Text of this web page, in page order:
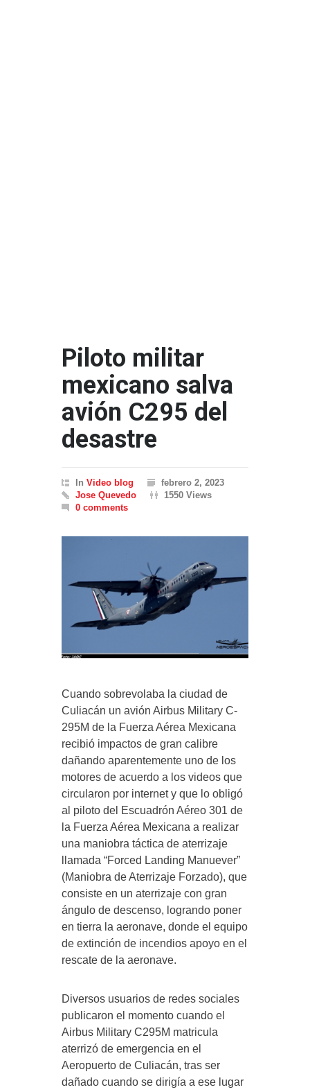
Piloto militar
mexicano salva
avión C295 del
desastre
In Video blog
febrero 2, 2023
Jose Quevedo
1550 Views
0 comments
Cuando sobrevolaba la ciudad de
Culiacán un avión Airbus Military C-
295M de la Fuerza Aérea Mexicana
recibió impactos de gran calibre
dañando aparentemente uno de los
motores de acuerdo a los videos que
circularon por internet y que lo obligó
al piloto del Escuadrón Aéreo 301 de
la Fuerza Aérea Mexicana a realizar
una maniobra táctica de aterrizaje
llamada “Forced Landing Manuever”
(Maniobra de Aterrizaje Forzado), que
consiste en un aterrizaje con gran
ángulo de descenso, logrando poner
en tierra la aeronave, donde el equipo
de extinción de incendios apoyo en el
rescate de la aeronave.
Diversos usuarios de redes sociales
publicaron el momento cuando el
Airbus Military C295M matricula
aterrizó de emergencia en el
Aeropuerto de Culiacán, tras ser
dañado cuando se dirigía a ese lugar